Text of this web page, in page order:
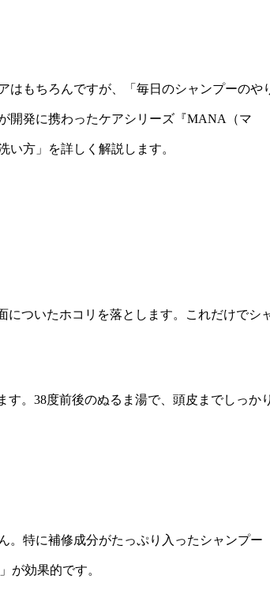
はもちろんですが、「毎日のシャンプーのや
開発に携わったケアシリーズ『MANA（マ
方」を詳しく解説します。
についたホコリを落とします。これだけでシ
す。38度前後のぬるま湯で、頭皮までしっかり
。特に補修成分がたっぷり入ったシャンプー
が効果的です。